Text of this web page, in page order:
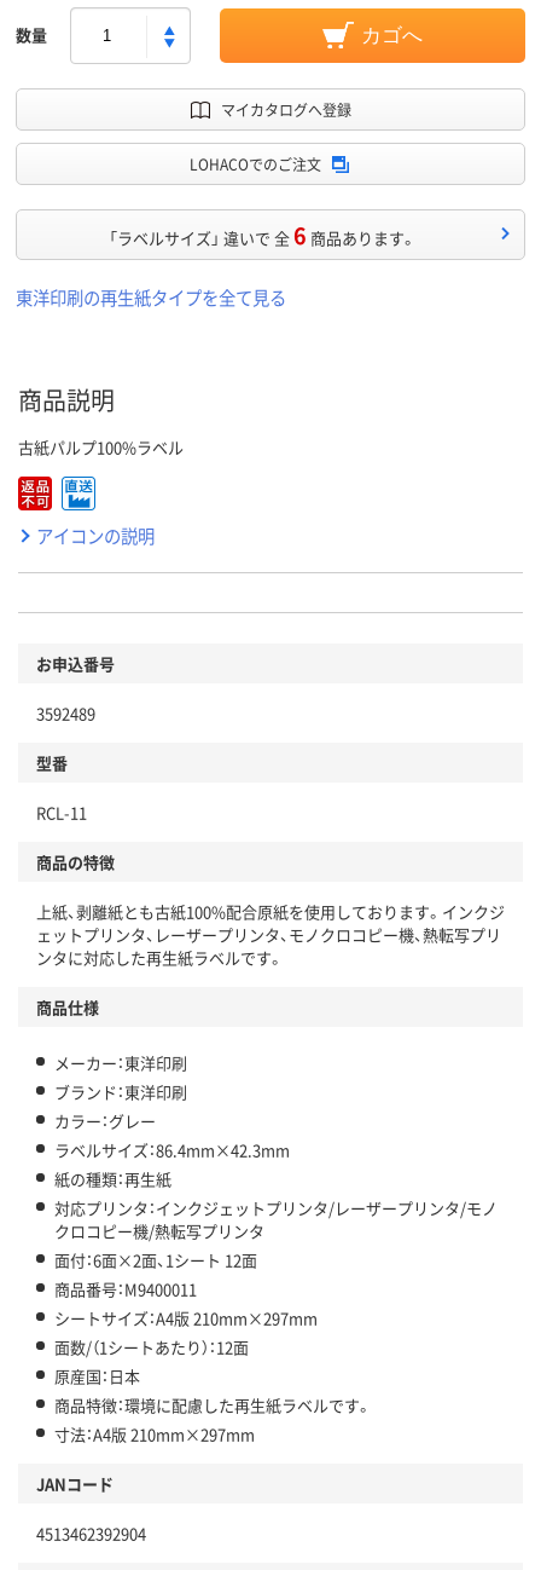
数量 カゴへ
マイカタログへ登録
LOHACOでのご注文
「ラベルサイズ」 違いで 全6 商品あります。
東洋印刷の再生紙タイプを全て見る
商品説明
古紙パルプ100%ラベル
アイコンの説明
お申込番号
3592489
型番
RCL-11
商品の特徴
上紙、剥離紙とも古紙100%配合原紙を使用しております。インクジ
ェットプリンタ、レーザープリンタ、モノクロコピー機、熱転写プリ
ンタに対応した再生紙ラベルです。
商品仕様
メーカー：東洋印刷
ブランド：東洋印刷
カラー：グレー
ラベルサイズ：86.4mm×42.3mm
紙の種類：再生紙
対応プリンタ：インクジェットプリンタ/レーザープリンタ/モノ
クロコピー機/熱転写プリンタ
面付：6面×2面、1シート 12面
商品番号：M9400011
シートサイズ：A4版 210mm×297mm
面数/（1シートあたり）：12面
原産国：日本
商品特徴：環境に配慮した再生紙ラベルです。
寸法：A4版 210mm×297mm
JANコード
4513462392904